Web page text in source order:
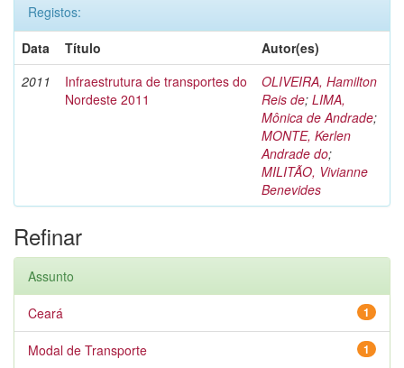
Registos:
Data
Título
Autor(es)
2011
Infraestrutura de transportes do
Nordeste 2011
OLIVEIRA, Hamilton
Reis de; LIMA,
Mônica de Andrade;
MONTE, Kerlen
Andrade do;
MILITÃO, Vivianne
Benevides
Refinar
Assunto
1
Ceará
1
Modal de Transporte